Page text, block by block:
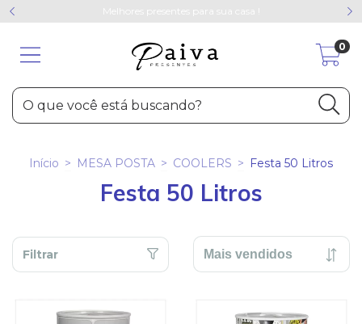
Melhores presentes para sua casa !
0
Início > MESA POSTA > COOLERS > Festa 50 Litros
Festa 50 Litros
Filtrar